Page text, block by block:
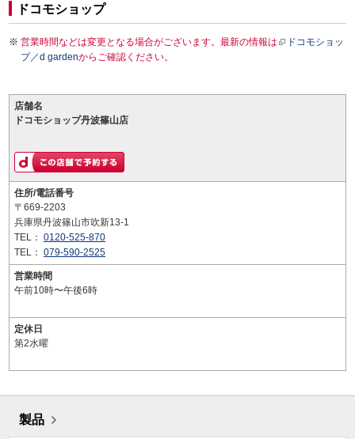
ドコモショップ
営業時間などは変更となる場合がございます。最新の情報は
ドコモショッ
プ／d gardenからご確認ください。
店舗名
ドコモショップ丹波篠山店
住所/電話番号
〒669-2203
兵庫県丹波篠山市吹新13-1
TEL： 0120-525-870
TEL： 079-590-2525
営業時間
午前10時〜午後6時
定休日
第2水曜
製品